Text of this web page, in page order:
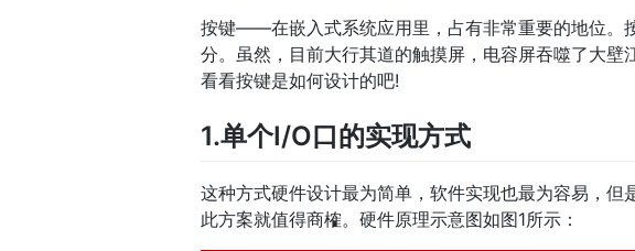
按键——在嵌入式系统应用里，占有非常重要的地位
分。虽然，目前大行其道的触摸屏，电容屏吞噬了大
看看按键是如何设计的吧!
1.单个I/O口的实现方式
这种方式硬件设计最为简单，软件实现也最为容易，
此方案就值得商榷。硬件原理示意图如图1所示：